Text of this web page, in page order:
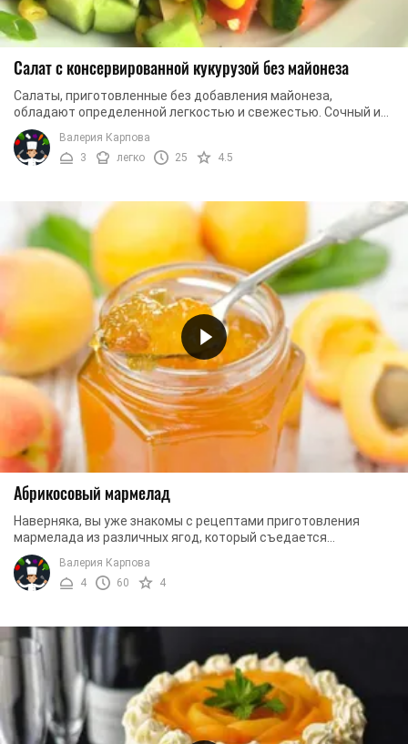
Салат с консервированной кукурузой без майонеза
Салаты, приготовленные без добавления майонеза,
обладают определенной легкостью и свежестью. Сочный и
хрустящий салат с овощами и консервированной ...
Валерия Карпова
3
легко 25 4.5
Абрикосовый мармелад
Наверняка, вы уже знакомы с рецептами приготовления
мармелада из различных ягод, который съедается
моментально. А как насчет заготовки абрикосового ...
Валерия Карпова
4
60 4